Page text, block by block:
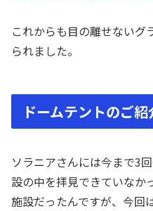
これからも目の離せないグ
られました。
ドームテントのご紹
ソラニアさんには今まで3
設の中を拝見できていなか
施設だったんですが、今回